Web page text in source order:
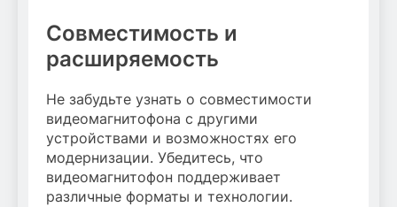
Совместимость и
расширяемость
Не забудьте узнать о совместимости
видеомагнитофона с другими
устройствами и возможностях его
модернизации. Убедитесь, что
видеомагнитофон поддерживает
различные форматы и технологии.